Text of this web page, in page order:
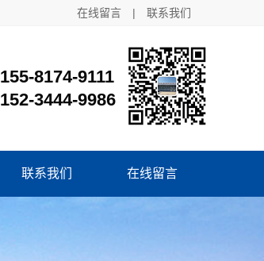
在线留言 | 联系我们
155-8174-9111
152-3444-9986
联系我们 在线留言